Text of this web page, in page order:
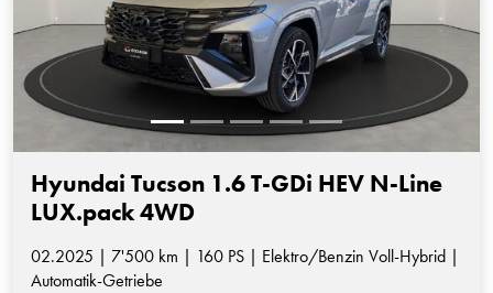
Hyundai Tucson 1.6 T-GDi HEV N-Line
LUX.pack 4WD
02.2025 | 7'500 km | 160 PS | Elektro/Benzin Voll-Hybrid |
Automatik-Getriebe